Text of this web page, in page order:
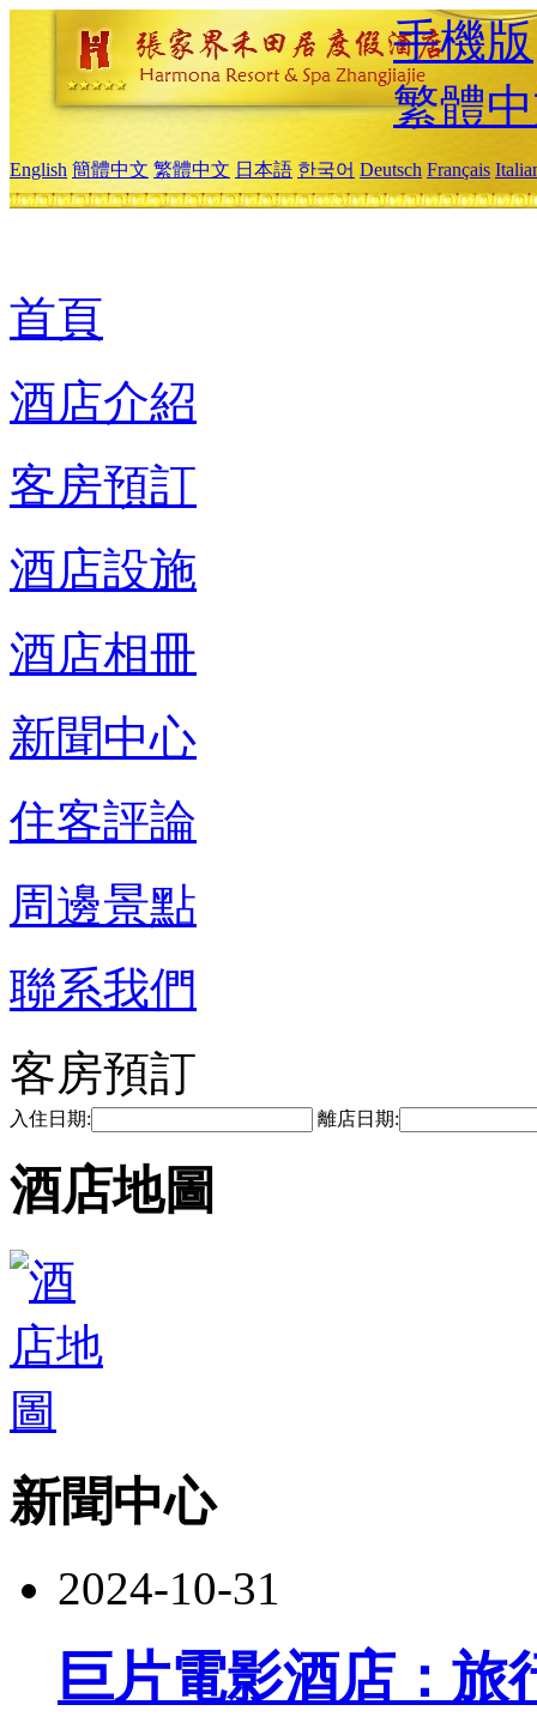
手機版
繁體
English 簡體中文 繁體中文 日本語 한국어 Deutsch Français
首頁
酒店介紹
客房預訂
酒店設施
酒店相冊
新聞中心
住客評論
周邊景點
聯系我們
客房預訂
入住日期: 離店日期:
酒店地圖
新聞中心
2024-10-31
巨片電影酒店：旅